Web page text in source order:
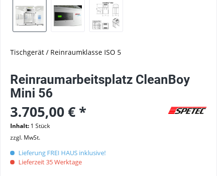
Tischgerät / Reinraumklasse ISO 5
Reinraumarbeitsplatz CleanBoy
Mini 56
3.705,00 € *
Inhalt: 1 Stück
zzgl. MwSt.
Lieferung FREI HAUS inklusive!
Lieferzeit 35 Werktage